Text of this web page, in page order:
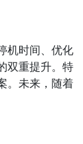
机时间、优化
双重提升。特
。未来，随着